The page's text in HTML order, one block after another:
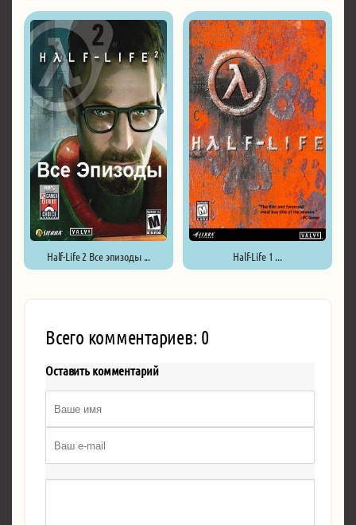
Half-Life 2 Все эпизоды ... Half-Life 1 ...
Всего комментариев: 0
Оставить комментарий